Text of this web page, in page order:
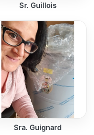
Sr. Guillois
Sra. Guignard